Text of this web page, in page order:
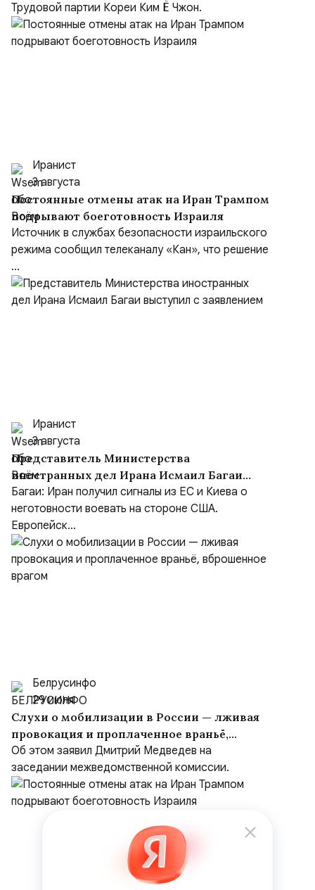
Трудовой партии Кореи Ким Ё Чжон.
Иранист
3 августа
Постоянные отмены атак на Иран Трампом
подрывают боеготовность Израиля
Источник в службах безопасности израильского
режима сообщил телеканалу «Кан», что решение
...
Иранист
3 августа
Представитель Министерства
иностранных дел Ирана Исмаил Багаи
выступил с заявлением
Багаи: Иран получил сигналы из ЕС и Киева о
неготовности воевать на стороне США.
Европейск...
Белрусинфо
29 июля
Слухи о мобилизации в России — лживая
провокация и проплаченное враньё,
вброшенное врагом
Об этом заявил Дмитрий Медведев на
заседании межведомственной комиссии.